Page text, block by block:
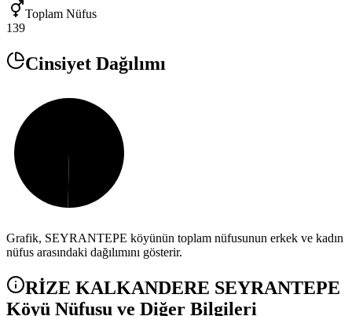
Toplam Nüfus
139
Cinsiyet Dağılımı
Grafik, SEYRANTEPE köyünün toplam nüfusunun erkek ve kadın
nüfus arasındaki dağılımını gösterir.
RİZE KALKANDERE SEYRANTEPE
Köyü Nüfusu ve Diğer Bilgileri